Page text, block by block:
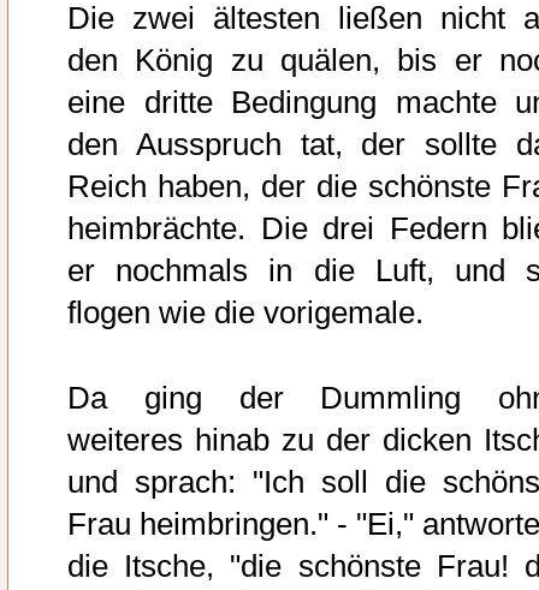
Die zwei ältesten ließen nicht
den König zu quälen, bis er
eine dritte Bedingung machte
den Ausspruch tat, der sollte
Reich haben, der die schönste
heimbrächte. Die drei Federn
er nochmals in die Luft, und
flogen wie die vorigemale.
Da ging der Dummling
weiteres hinab zu der dicken
und sprach: "Ich soll die
Frau heimbringen." - "Ei,"
die Itsche, "die schönste Frau!